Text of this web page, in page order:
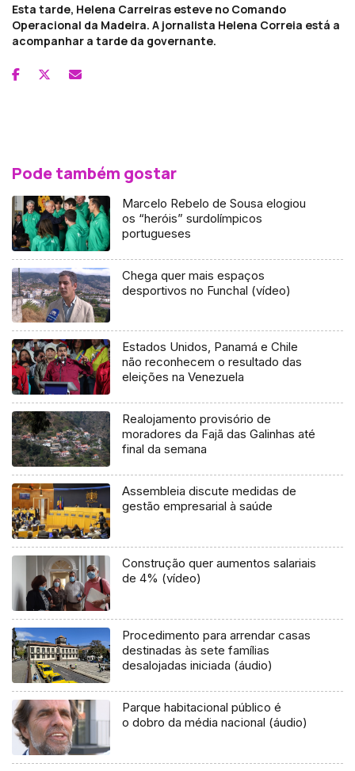
Esta tarde, Helena Carreiras esteve no Comando
Operacional da Madeira. A jornalista Helena Correia está a
acompanhar a tarde da governante.
Pode também gostar
Marcelo Rebelo de Sousa elogiou
os “heróis” surdolímpicos
portugueses
Chega quer mais espaços
desportivos no Funchal (vídeo)
Estados Unidos, Panamá e Chile
não reconhecem o resultado das
eleições na Venezuela
Realojamento provisório de
moradores da Fajã das Galinhas até
final da semana
Assembleia discute medidas de
gestão empresarial à saúde
Construção quer aumentos salariais
de 4% (vídeo)
Procedimento para arrendar casas
destinadas às sete famílias
desalojadas iniciada (áudio)
Parque habitacional público é
o dobro da média nacional (áudio)